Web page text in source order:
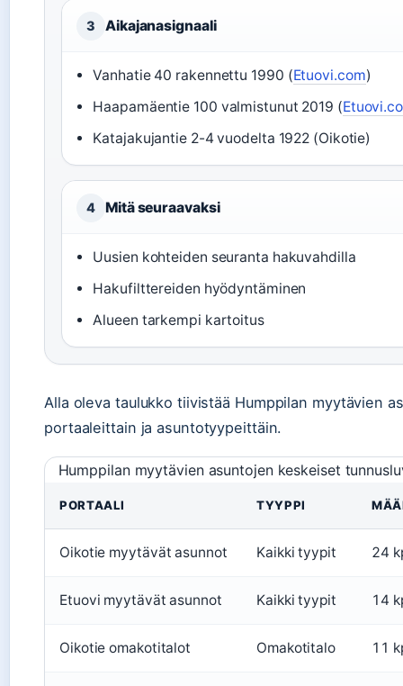
3 Aikajanasignaali
Vanhatie 40 rakennettu 1990 (Etuovi.com)
Haapamäentie 100 valmistunut 2019 (
Katajakujantie 2-4 vuodelta 1922 (Oikotie)
4 Mitä seuraavaksi
Uusien kohteiden seuranta hakuvahdilla
Hakufilttereiden hyödyntäminen
Alueen tarkempi kartoitus
Alla oleva taulukko tiivistää Humppilan myytävien
portaaleittain ja asuntotyypeittäin.
Humppilan myytävien asuntojen keskeiset
PORTAALI TYYPPI
Oikotie myytävät asunnot Kaikki tyypit 24
Etuovi myytävät asunnot Kaikki tyypit 14
Oikotie omakotitalot Omakotitalo 11